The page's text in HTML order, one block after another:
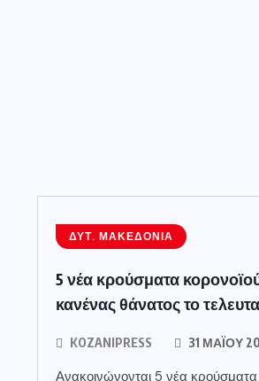
ΔΥΤ. ΜΑΚΕΔΟΝΊΑ
5 νέα κρούσματα
κανένας θάνατος το
KOZANIPRESS 31 ΜΑΪ́ΟΥ
Ανακοινώνονται 5 νέα κρούσματα